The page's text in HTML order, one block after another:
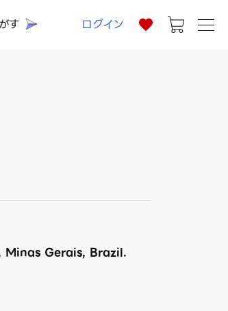
す ログイン
Gerais, Brazil.